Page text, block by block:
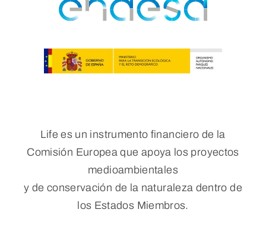
Life es un instrumento financiero de la
Comisión Europea que apoya los proyectos
medioambientales
y de conservación de la naturaleza dentro de
los Estados Miembros.